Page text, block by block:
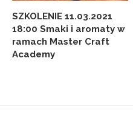
SZKOLENIE 11.03.2021
18:00 Smaki i aromaty w
ramach Master Craft
Academy